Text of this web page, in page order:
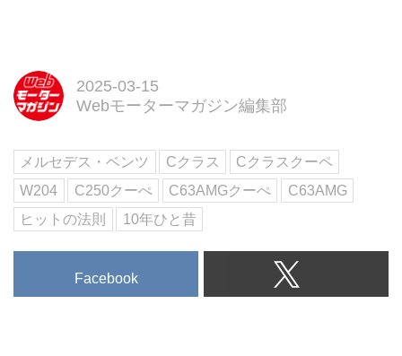
2025-03-15
Webモーターマガジン編集部
メルセデス・ベンツ Cクラス
Cクラスクーペ
W204
C250クーぺ C63AMGクーぺ
C63AMG
ヒットの法則
10年ひと昔
Facebook